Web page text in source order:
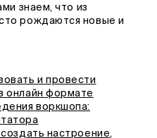
знаем, что из
рождаются новые и
и провести
онлайн формате
воркшопа:
настроение,